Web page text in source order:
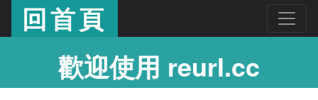
回首頁
歡迎使用 reurl.cc